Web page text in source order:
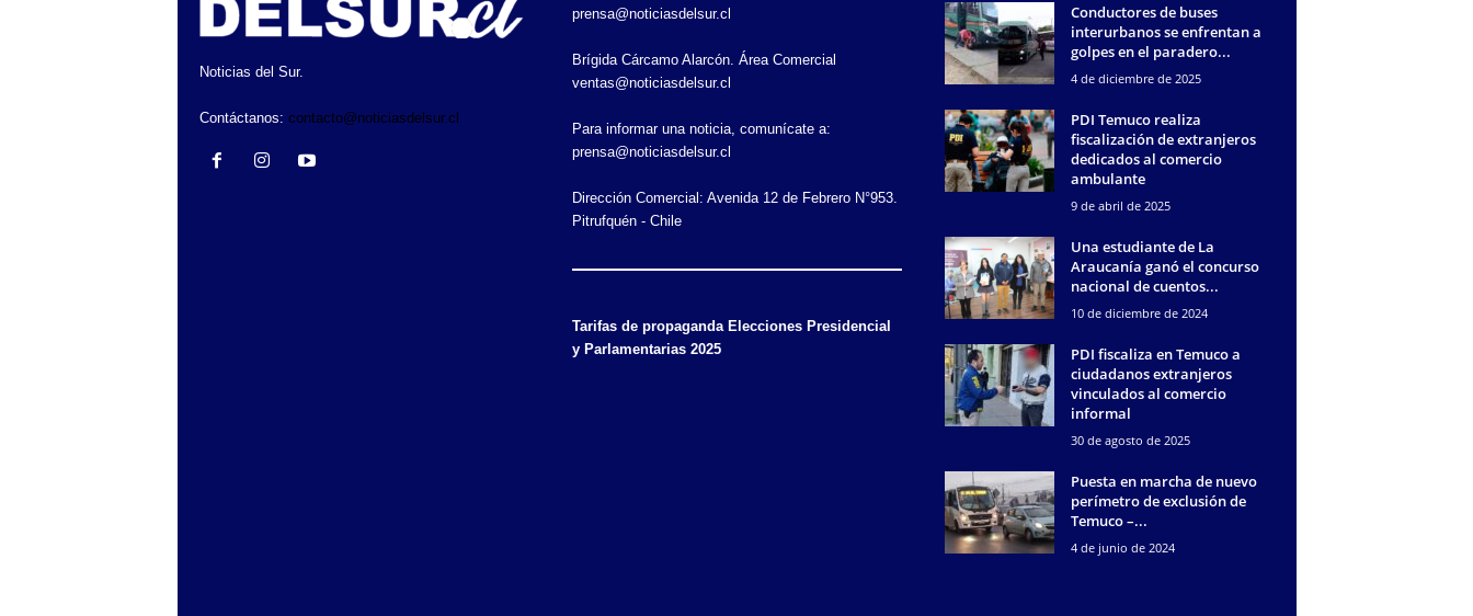
Noticias del Sur.
Contáctanos: contacto@noticiasdelsur.cl
prensa@noticiasdelsur.cl
Brígida Cárcamo Alarcón. Área Comercial
ventas@noticiasdelsur.cl
Para informar una noticia, comunícate a:
prensa@noticiasdelsur.cl
Dirección Comercial: Avenida 12 de Febrero N°953.
Pitrufquén - Chile
Tarifas de propaganda Elecciones Presidencial
y Parlamentarias 2025
Conductores de buses
interurbanos se enfrentan a
golpes en el paradero...
4 de diciembre de 2025
PDI Temuco realiza
fiscalización de extranjeros
dedicados al comercio
ambulante
9 de abril de 2025
Una estudiante de La
Araucanía ganó el concurso
nacional de cuentos...
10 de diciembre de 2024
PDI fiscaliza en Temuco a
ciudadanos extranjeros
vinculados al comercio
informal
30 de agosto de 2025
Puesta en marcha de nuevo
perímetro de exclusión de
Temuco –...
4 de junio de 2024